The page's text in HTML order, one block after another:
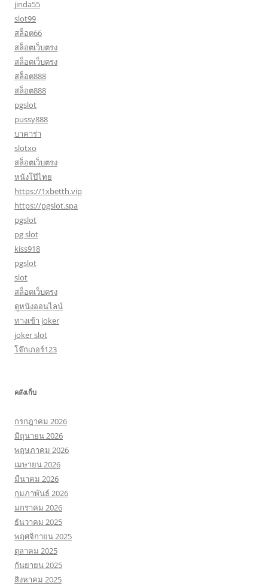
jinda55
slot99
สล็อต66
สล็อตเว็บตรง
สล็อตเว็บตรง
สล็อต888
สล็อต888
pgslot
pussy888
บาคาร่า
slotxo
สล็อตเว็บตรง
หนังโป๊ไทย
https://1xbetth.vip
https://pgslot.spa
pgslot
pg slot
kiss918
pgslot
slot
สล็อตเว็บตรง
ดูหนังออนไลน์
ทางเข้า joker
joker slot
โจ๊กเกอร์123
คลังเก็บ
กรกฎาคม 2026
มิถุนายน 2026
พฤษภาคม 2026
เมษายน 2026
มีนาคม 2026
กุมภาพันธ์ 2026
มกราคม 2026
ธันวาคม 2025
พฤศจิกายน 2025
ตุลาคม 2025
กันยายน 2025
สิงหาคม 2025